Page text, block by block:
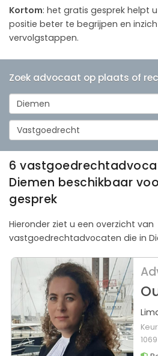
Kortom: het gratis gesprek helpt
positie beter te begrijpen en
vervolgstappen.
Zoek advocaat op plaats of
Diemen
Vastgoedrecht
6
Diemen beschikbaar
gesprek
Hieronder ziet u een overzicht van
vastgoedrechtadvocaten die in